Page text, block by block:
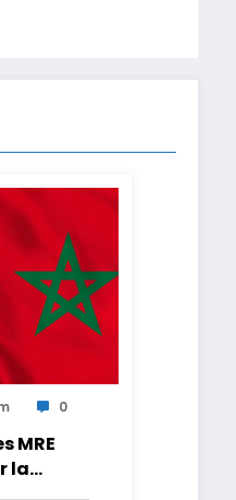
0
MRE
la
liens